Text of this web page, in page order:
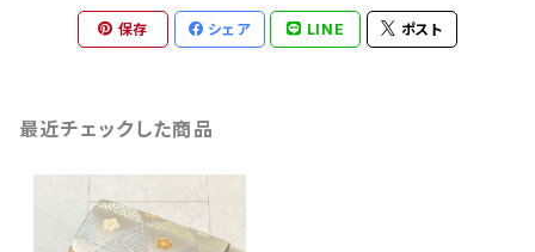
保存 シェア LINE ポスト
最近チェックした商品